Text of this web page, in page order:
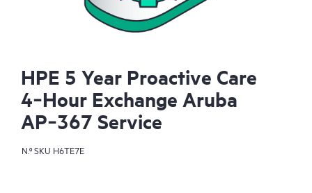
HPE 5 Year Proactive Care
4‑Hour Exchange Aruba
AP‑367 Service
N.º SKU H6TE7E